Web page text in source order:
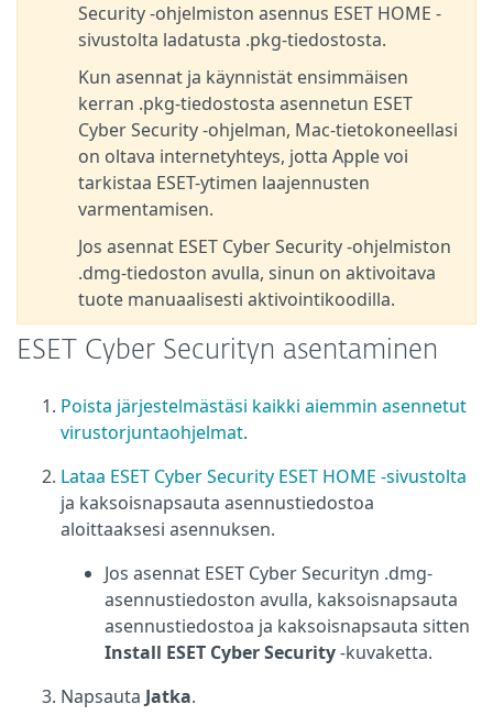
Security -ohjelmiston asennus ESET HOME -
sivustolta ladatusta .pkg-tiedostosta.
Kun asennat ja käynnistät ensimmäisen
kerran .pkg-tiedostosta asennetun ESET
Cyber Security -ohjelman, Mac-tietokoneellasi
on oltava internetyhteys, jotta Apple voi
tarkistaa ESET-ytimen laajennusten
varmentamisen.
Jos asennat ESET Cyber Security -ohjelmiston
.dmg-tiedoston avulla, sinun on aktivoitava
tuote manuaalisesti aktivointikoodilla.
ESET Cyber Securityn asentaminen
Poista järjestelmästäsi kaikki aiemmin asennetut
virustorjuntaohjelmat.
Lataa ESET Cyber Security ESET HOME -sivustolta
ja kaksoisnapsauta asennustiedostoa
aloittaaksesi asennuksen.
Jos asennat ESET Cyber Securityn .dmg-
asennustiedoston avulla, kaksoisnapsauta
asennustiedostoa ja kaksoisnapsauta sitten
Install ESET Cyber Security-kuvaketta.
Napsauta Jatka.